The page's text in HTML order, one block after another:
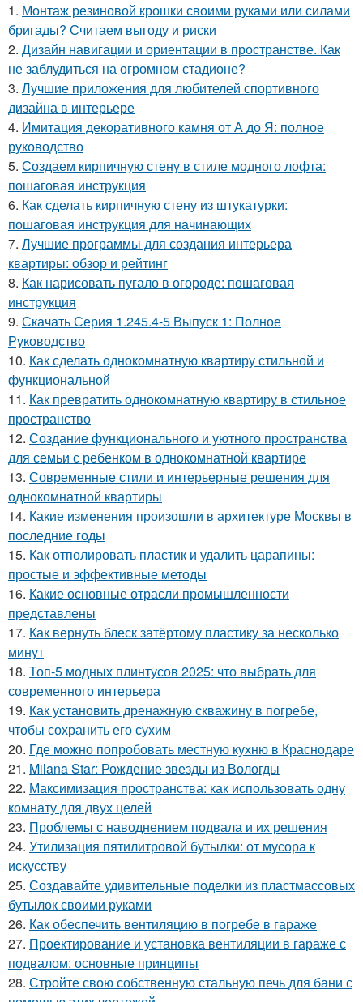
1. Монтаж резиновой крошки своими руками или силами
бригады? Считаем выгоду и риски
2. Дизайн навигации и ориентации в пространстве. Как
не заблудиться на огромном стадионе?
3. Лучшие приложения для любителей спортивного
дизайна в интерьере
4. Имитация декоративного камня от А до Я: полное
руководство
5. Создаем кирпичную стену в стиле модного лофта:
пошаговая инструкция
6. Как сделать кирпичную стену из штукатурки:
пошаговая инструкция для начинающих
7. Лучшие программы для создания интерьера
квартиры: обзор и рейтинг
8. Как нарисовать пугало в огороде: пошаговая
инструкция
9. Скачать Серия 1.245.4-5 Выпуск 1: Полное
Руководство
10. Как сделать однокомнатную квартиру стильной и
функциональной
11. Как превратить однокомнатную квартиру в стильное
пространство
12. Создание функционального и уютного пространства
для семьи с ребенком в однокомнатной квартире
13. Современные стили и интерьерные решения для
однокомнатной квартиры
14. Какие изменения произошли в архитектуре Москвы в
последние годы
15. Как отполировать пластик и удалить царапины:
простые и эффективные методы
16. Какие основные отрасли промышленности
представлены
17. Как вернуть блеск затёртому пластику за несколько
минут
18. Топ-5 модных плинтусов 2025: что выбрать для
современного интерьера
19. Как установить дренажную скважину в погребе,
чтобы сохранить его сухим
20. Где можно попробовать местную кухню в Краснодаре
21. Milana Star: Рождение звезды из Вологды
22. Максимизация пространства: как использовать одну
комнату для двух целей
23. Проблемы с наводнением подвала и их решения
24. Утилизация пятилитровой бутылки: от мусора к
искусству
25. Создавайте удивительные поделки из пластмассовых
бутылок своими руками
26. Как обеспечить вентиляцию в погребе в гараже
27. Проектирование и установка вентиляции в гараже с
подвалом: основные принципы
28. Стройте свою собственную стальную печь для бани с